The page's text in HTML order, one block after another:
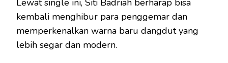
kembali menghibur para penggemar dan
memperkenalkan warna baru dangdut yang
lebih segar dan modern.